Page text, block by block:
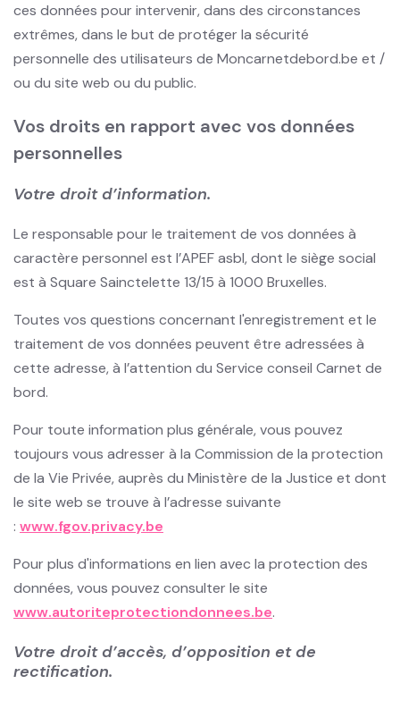
ces données pour intervenir, dans des circonstances
extrêmes, dans le but de protéger la sécurité
personnelle des utilisateurs de Moncarnetdebord.be et /
ou du site web ou du public.
Vos droits en rapport avec vos données
personnelles
Votre droit d’information.
Le responsable pour le traitement de vos données à
caractère personnel est l’APEF asbl, dont le siège social
est à Square Sainctelette 13/15 à 1000 Bruxelles.
Toutes vos questions concernant l'enregistrement et le
traitement de vos données peuvent être adressées à
cette adresse, à l’attention du Service conseil Carnet de
bord.
Pour toute information plus générale, vous pouvez
toujours vous adresser à la Commission de la protection
de la Vie Privée, auprès du Ministère de la Justice et dont
le site web se trouve à l’adresse suivante
: www.fgov.privacy.be
Pour plus d'informations en lien avec la protection des
données, vous pouvez consulter le site
www.autoriteprotectiondonnees.be.
Votre droit d’accès, d’opposition et de
rectification.